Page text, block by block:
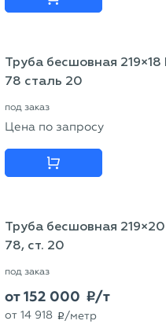
Труба бесшовная
78 сталь 20
под заказ
Цена по запросу
Труба бесшовная
78, ст. 20
под заказ
от152 000 p/т
от 14 918 p /метр